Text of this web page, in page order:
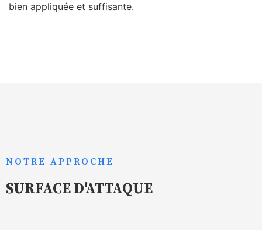
bien appliquée et suffisante.
NOTRE APPROCHE
SURFACE D'ATTAQUE